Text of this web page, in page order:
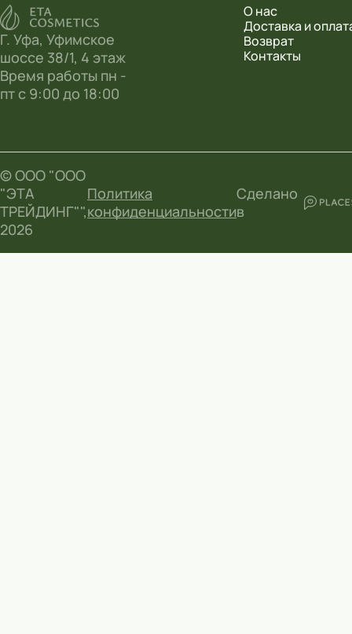
Г. Уфа, Уфимское
шоссе 38/1, 4 этаж
Время работы пн -
пт с 9:00 до 18:00
О нас
Доставка и
Возврат
Контакты
© ООО "ООО
"ЭТА
ТРЕЙДИНГ"",
2026
Политика
конфиденциальности
Сделано
в